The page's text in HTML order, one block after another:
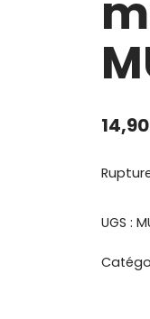
14,90
UGS :